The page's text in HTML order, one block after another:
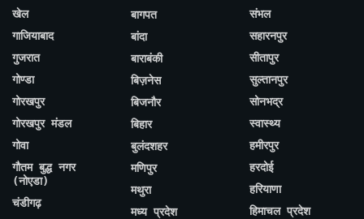
खेल
गाजियाबाद
गुजरात
गोण्डा
गोरखपुर
गोरखपुर मंडल
गोवा
गौतम बुद्ध नगर
(नोएडा)
चंडीगढ़
बागपत
बांदा
बाराबंकी
बिज़नेस
बिजनौर
बिहार
बुलंदशहर
मणिपुर
मथुरा
मध्य प्रदेश
संभल
सहारनपुर
सीतापुर
सुल्तानपुर
सोनभद्र
स्वास्थ्य
हमीरपुर
हरदोई
हरियाणा
हिमाचल प्रदेश